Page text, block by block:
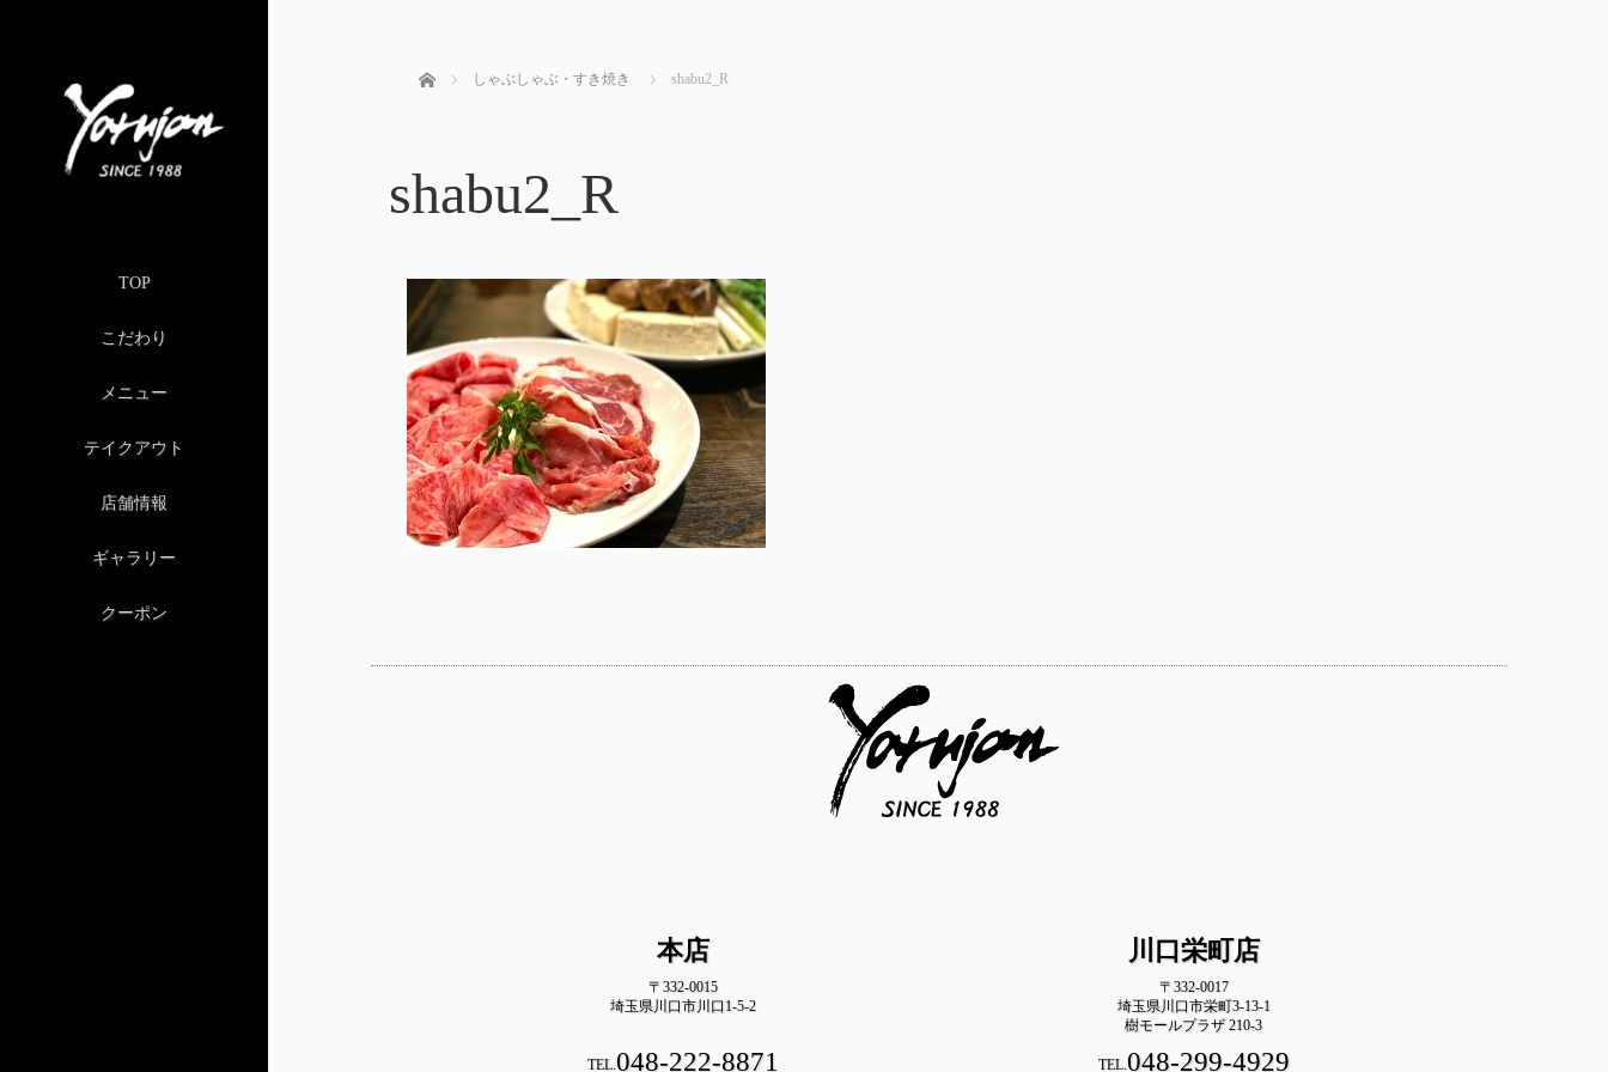
TOP
こだわり
メニュー
テイクアウト
店舗情報
ギャラリー
クーポン
ホーム しゃぶしゃぶ・すき焼き shabu2_R
shabu2_R
本店
〒332-0015
埼玉県川口市川口1-5-2
TEL.048-222-8871
川口栄町店
〒332-0017
埼玉県川口市栄町3-13-1
樹モールプラザ 210-3
TEL. 048-299-4929